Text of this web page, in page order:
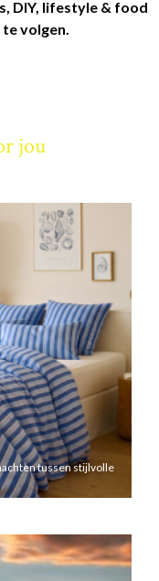
DIY, lifestyle & food
volgen.
jou
tussen stijlvolle